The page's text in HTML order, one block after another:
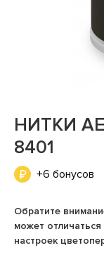
НИТКИ
8401
+6 бонусов
Обратите
может отличаться
настроек